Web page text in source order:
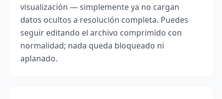
visualización — simplemente ya no cargan
datos ocultos a resolución completa. Puedes
seguir editando el archivo comprimido con
normalidad; nada queda bloqueado ni
aplanado.